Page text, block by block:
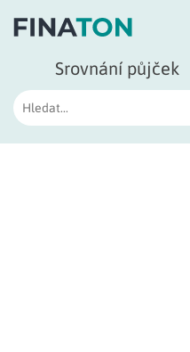
Srovnání půjček